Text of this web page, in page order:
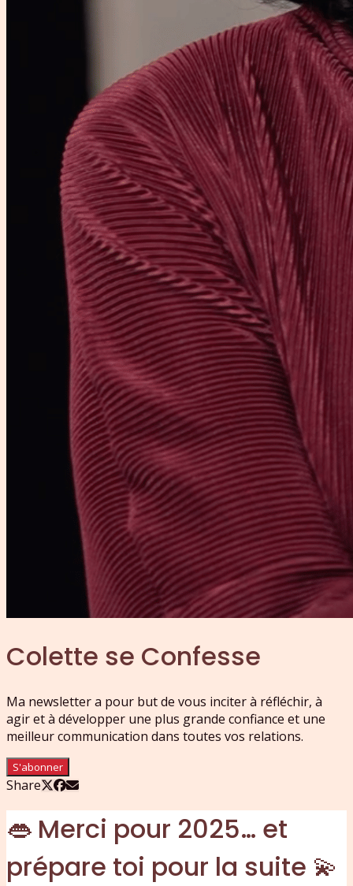
Colette se Confesse
Ma newsletter a pour but de vous inciter à réfléchir, à
agir et à développer une plus grande confiance et une
meilleur communication dans toutes vos relations.
S'abonner
Share
👄 Merci pour 2025… et
prépare toi pour la suite 💫